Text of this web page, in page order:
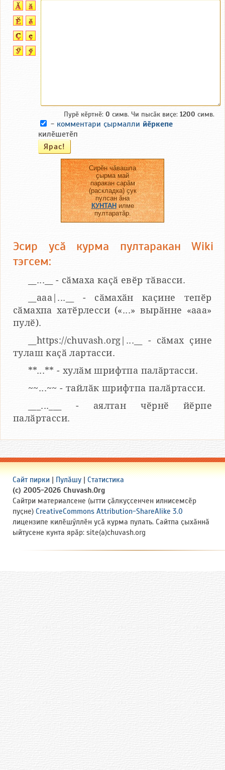
Пурӗ кӗртнӗ: 0 симв. Чи пысӑк виҫе: 1200 симв.
- комментари ҫырмалли йӗркепе
килӗшетӗп
Сирӗн чӑвашла
ҫырма май
паракан сарӑм
(раскладка) ҫук
пулсан ӑна
КУНТАНилме
пултаратӑр.
Эсир усӑ курма пултаракан Wiki
тэгсем:
__...__ - сӑмаха каҫӑ евӗр тӑвасси.
__aaa|...__ - сӑмахӑн каҫине тепӗр
сӑмахпа хатӗрлесси («...» вырӑнне «ааа»
пулӗ).
__https://chuvash.org|...__ - сӑмах ҫине
тулаш каҫӑ лартасси.
**...** - хулӑм шрифтпа палӑртасси.
~~...~~ - тайлӑк шрифтпа палӑртасси.
___...___ - аялтан чӗрнӗ йӗрпе
палӑртасси.
Сайт пирки Пулӑшу
Статистика
(c) 2005-2026 Chuvash.Org
Сайтри материалсене (ытти ҫӑлкуҫсенчен илнисемсӗр
пуҫне) CreativeCommons Attribution-ShareAlike 3.0
лицензипе килӗшӳллӗн усӑ курма пулать. Сайтпа ҫыхӑннӑ
ыйтусене кунта ярӑр: site(a)chuvash.org